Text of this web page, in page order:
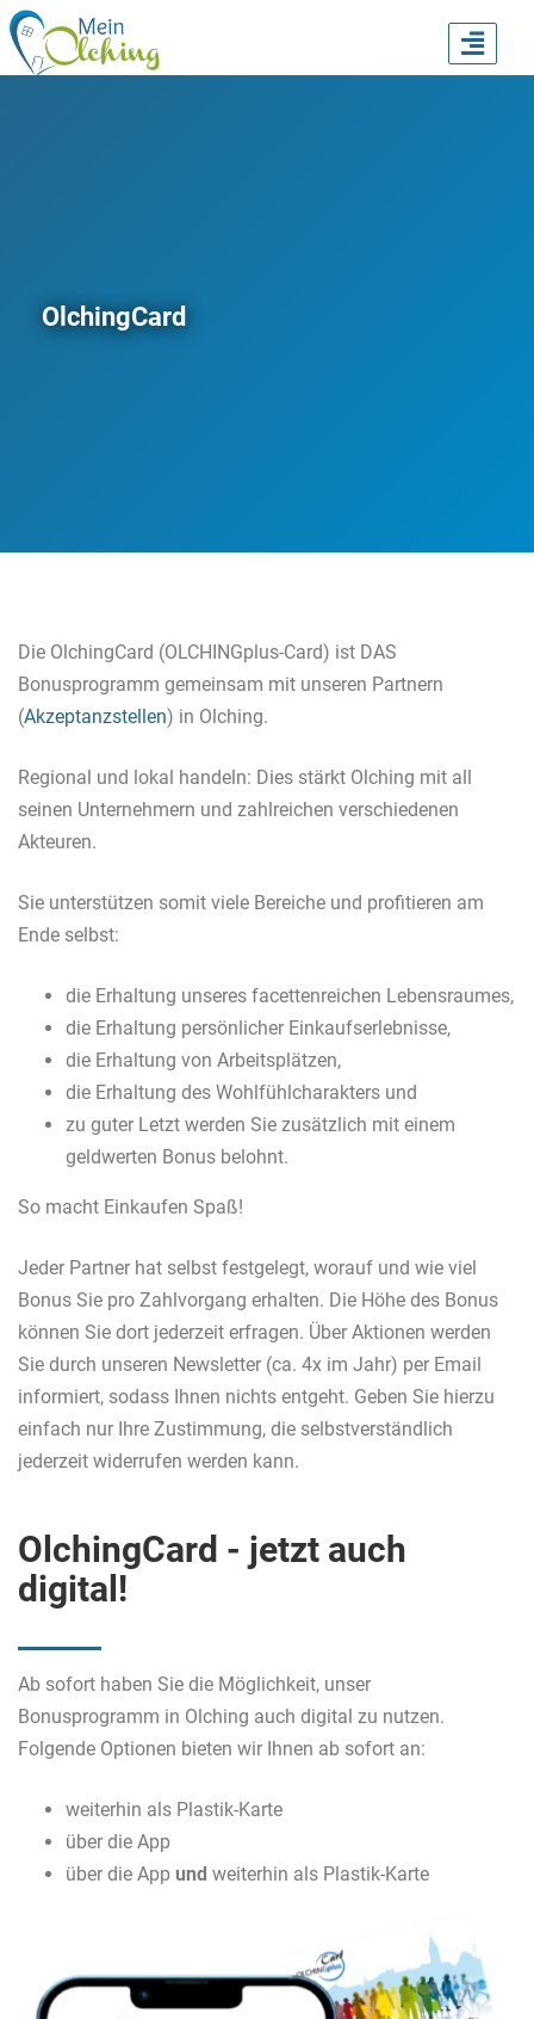
OlchingCard
Die OlchingCard (OLCHINGplus-Card) ist DAS
Bonusprogramm gemeinsam mit unseren Partnern
(Akzeptanzstellen) in Olching.
Regional und lokal handeln: Dies stärkt Olching mit all
seinen Unternehmern und zahlreichen verschiedenen
Akteuren.
Sie unterstützen somit viele Bereiche und profitieren am
Ende selbst:
die Erhaltung unseres facettenreichen Lebensraumes,
die Erhaltung persönlicher Einkaufserlebnisse,
die Erhaltung von Arbeitsplätzen,
die Erhaltung des Wohlfühlcharakters und
zu guter Letzt werden Sie zusätzlich mit einem
geldwerten Bonus belohnt.
So macht Einkaufen Spaß!
Jeder Partner hat selbst festgelegt, worauf und wie viel
Bonus Sie pro Zahlvorgang erhalten. Die Höhe des Bonus
können Sie dort jederzeit erfragen. Über Aktionen werden
Sie durch unseren Newsletter (ca. 4x im Jahr) per Email
informiert, sodass Ihnen nichts entgeht. Geben Sie hierzu
einfach nur Ihre Zustimmung, die selbstverständlich
jederzeit widerrufen werden kann.
OlchingCard - jetzt auch
digital!
Ab sofort haben Sie die Möglichkeit, unser
Bonusprogramm in Olching auch digital zu nutzen.
Folgende Optionen bieten wir Ihnen ab sofort an:
weiterhin als Plastik-Karte
über die App
über die App und weiterhin als Plastik-Karte